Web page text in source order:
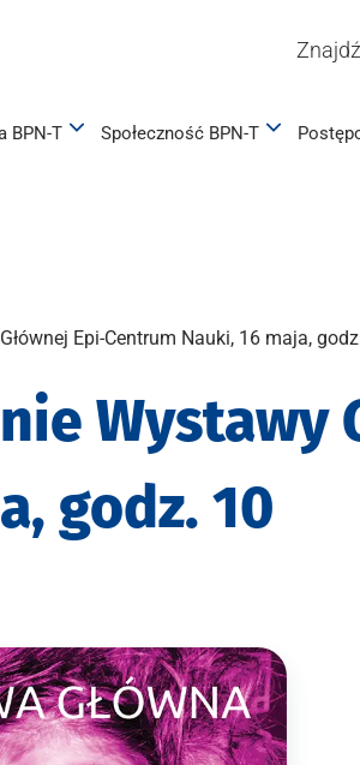
BPN-T Społeczność BPN-T
Epi-Centrum Nauki, 16 maja,
Wystawy
godz. 10